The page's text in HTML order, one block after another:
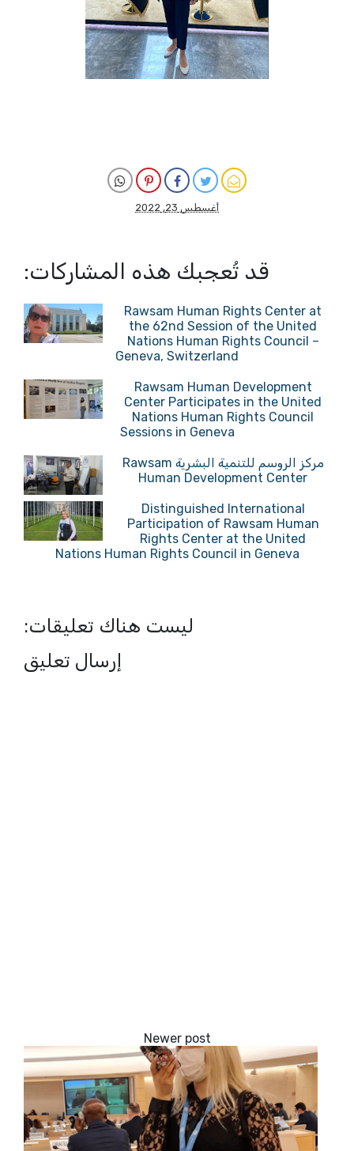
أغسطس 23, 2022
قد تُعجبك هذه المشاركات:
Rawsam Human Rights Center at
the 62nd Session of the United
Nations Human Rights Council –
Geneva, Switzerland
Rawsam Human Development
Center Participates in the United
Nations Human Rights Council
Sessions in Geneva
مركز الروسم للتنمية البشرية Rawsam
Human Development Center
Distinguished International
Participation of Rawsam Human
Rights Center at the United
Nations Human Rights Council in Geneva
ليست هناك تعليقات:
إرسال تعليق